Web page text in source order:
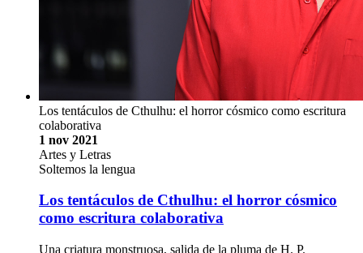
Los tentáculos de Cthulhu: el horror cósmico como escritura
colaborativa
1 nov 2021
Artes y Letras
Soltemos la lengua
Los tentáculos de Cthulhu: el horror cósmico
como escritura colaborativa
Una criatura monstruosa, salida de la pluma de H. P.